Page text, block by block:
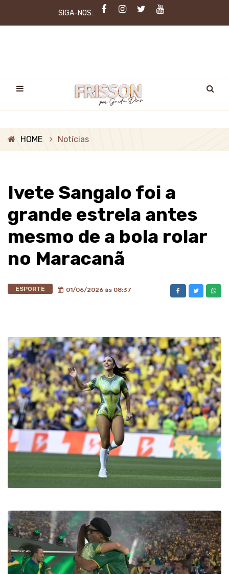
SIGA-NOS:
HOME Notícias
Ivete Sangalo foi a
grande estrela antes
mesmo de a bola rolar
no Maracanã
ESPORTE 01/06/2026 às 08:37